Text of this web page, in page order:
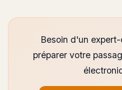
Besoin d'un
préparer votre